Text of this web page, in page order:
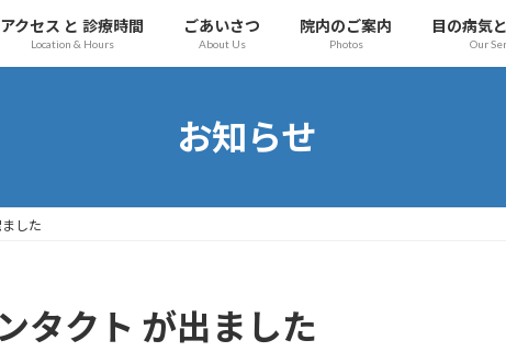
アクセス と 診療時間
Location & Hours
ごあいさつ
About Us
院内のご案内
Photos
目の病気
Our
お知らせ
した
タクト が出ました